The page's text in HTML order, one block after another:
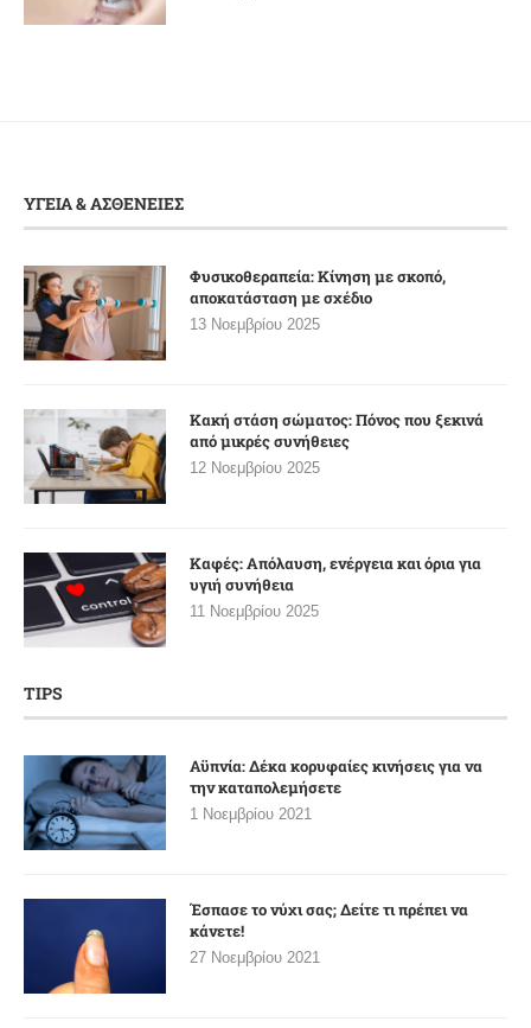
ΥΓΕΙΑ & ΑΣΘΕΝΕΙΕΣ
Φυσικοθεραπεία: Κίνηση με σκοπό,
αποκατάσταση με σχέδιο
13 Νοεμβρίου 2025
Κακή στάση σώματος: Πόνος που ξεκινά
από μικρές συνήθειες
12 Νοεμβρίου 2025
Καφές: Απόλαυση, ενέργεια και όρια για
υγιή συνήθεια
11 Νοεμβρίου 2025
TIPS
Αϋπνία: Δέκα κορυφαίες κινήσεις για να
την καταπολεμήσετε
1 Νοεμβρίου 2021
Έσπασε το νύχι σας; Δείτε τι πρέπει να
κάνετε!
27 Νοεμβρίου 2021